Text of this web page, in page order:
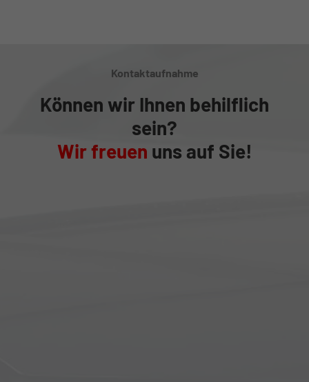
Kontaktaufnahme
Können wir Ihnen behilflich
sein?
Wir freuen uns auf Sie!